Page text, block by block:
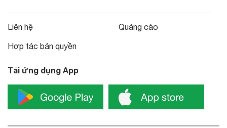
Liên hệ
Hợp tác bản quyền
Quảng cáo
Tải ứng dụng App